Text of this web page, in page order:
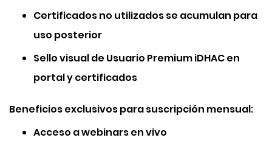
Certificados no utilizados se acumulan para
uso posterior
Sello visual de Usuario Premium iDHAC en
portal y certificados
Beneficios exclusivos para suscripción mensual:
Acceso a webinars en vivo